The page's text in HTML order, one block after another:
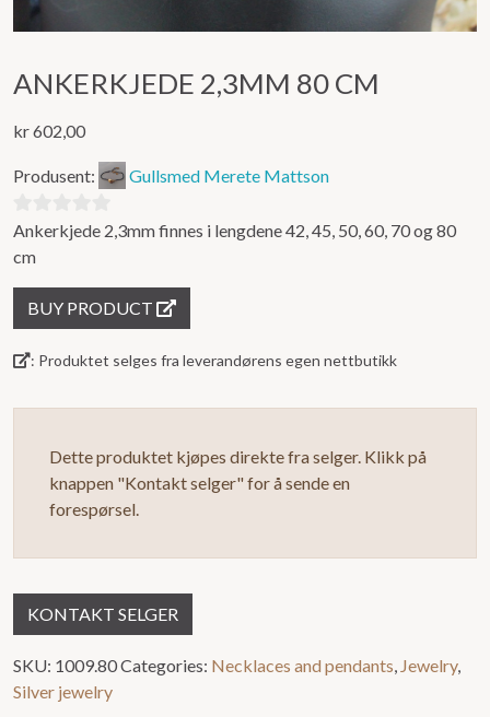
ANKERKJEDE 2,3MM 80 CM
kr602,00
Produsent: Gullsmed Merete Mattson
0
out
Ankerkjede 2,3mm finnes i lengdene 42, 45, 50, 60, 70 og 80
cm
BUY PRODUCT
: Produktet selges fra leverandørens egen nettbutikk
Dette produktet kjøpes direkte fra selger. Klikk på
knappen "Kontakt selger" for å sende en
forespørsel.
KONTAKT SELGER
SKU: 1009.80Categories: Necklaces and pendants Jewelry,
Silver jewelry